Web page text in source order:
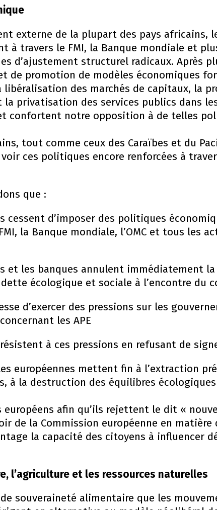
externe de la plupart des pays africains,
à travers le FMI, la Banque mondiale et
d’ajustement structurel radicaux. Après
de promotion de modèles économiques
des marchés de capitaux, la
la privatisation des services publics dans
confortent notre opposition à de telles
tout comme ceux des Caraïbes et du
ces politiques encore renforcées à
que :
cessent d’imposer des politiques
la Banque mondiale, l’OMC et tous les
et les banques annulent immédiatement
écologique et sociale à l’encontre du
d’exercer des pressions sur les
les APE
à ces pressions en refusant de
européennes mettent fin à l’extraction
à la destruction des équilibres
européens afin qu’ils rejettent le dit «
de la Commission européenne en matière
la capacité des citoyens à influencer
l’agriculture et les ressources naturelles
souveraineté alimentaire que les